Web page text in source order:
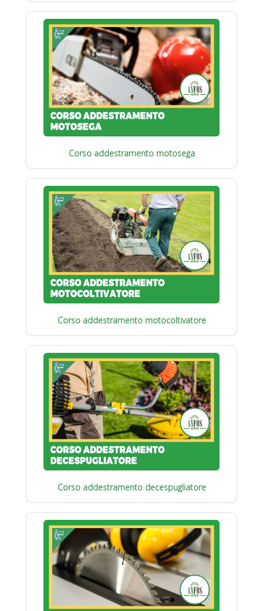
Corso addestramento motosega
Corso addestramento motocoltivatore
Corso addestramento decespugliatore